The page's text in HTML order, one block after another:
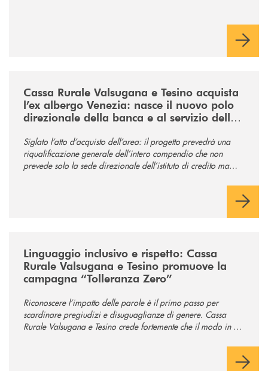
Cassa Rurale Valsugana e Tesino acquista
l’ex albergo Venezia: nasce il nuovo polo
direzionale della banca e al servizio della
Siglato l’atto d’acquisto dell’area: il progetto prevedrà una
riqualificazione generale dell’intero compendio che non
prevede solo la sede direzionale dell’istituto di credito ma
Linguaggio inclusivo e rispetto: Cassa
Rurale Valsugana e Tesino promuove la
campagna “Tolleranza Zero”
Riconoscere l’impatto delle parole è il primo passo per
scardinare pregiudizi e disuguaglianze di genere. Cassa
Rurale Valsugana e Tesino crede fortemente che il modo in cui